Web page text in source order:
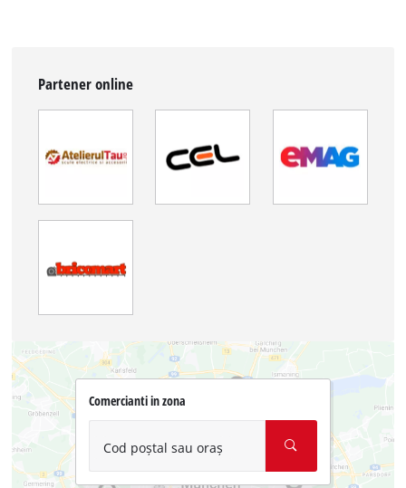
Partener online
Comercianti in zona
Cod poștal sau oraș